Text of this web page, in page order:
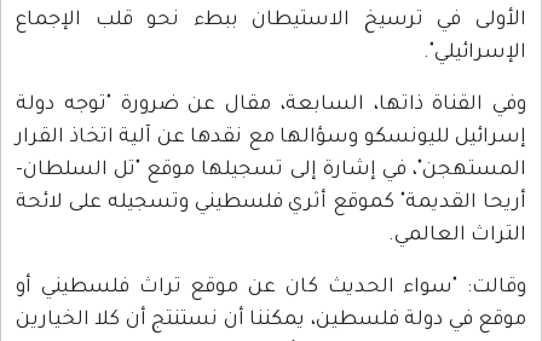
الأولى في ترسيخ الاستيطان ببطء نحو قلب الإجماع
الإسرائيلي".
وفي القناة ذاتها، السابعة، مقال عن ضرورة "توجه دولة
إسرائيل لليونسكو وسؤالها مع نقدها عن آلية اتخاذ القرار
المستهجن"، في إشارة إلى تسجيلها موقع "تل السلطان-
أريحا القديمة" كموقع أثري فلسطيني وتسجيله على لائحة
التراث العالمي.
وقالت: "سواء الحديث كان عن موقع تراث فلسطيني أو
موقع في دولة فلسطين، يمكننا أن نستنتج أن كلا الخيارين